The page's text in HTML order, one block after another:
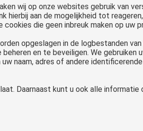
wij op onze websites gebruik van
hierbij aan de mogelijkheid tot
die geen inbreuk maken op uw
opgeslagen in de logbestanden van
en te beveiligen. We gebruiken
naam, adres of andere
Daarnaast kunt u ook alle informatie